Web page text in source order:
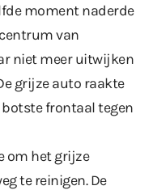
moment naderde
van
niet meer uitwijken
grijze auto raakte
frontaal tegen
om het grijze
te reinigen. De